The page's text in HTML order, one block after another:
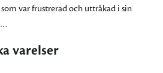
var frustrerad och uttråkad i sin
varelser